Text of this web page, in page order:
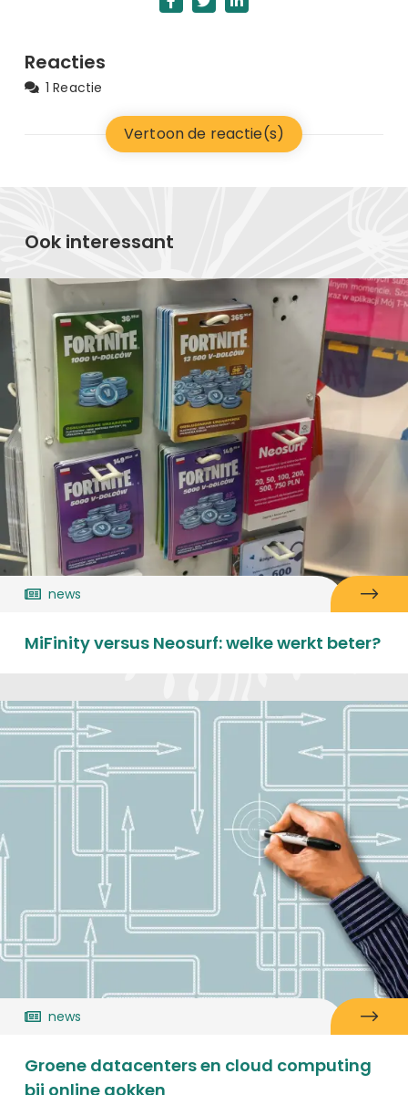
Reacties
1 Reactie
Vertoon de reactie(s)
Ook interessant
news
MiFinity versus Neosurf: welke werkt beter?
news
Groene datacenters en cloud computing
bij online gokken